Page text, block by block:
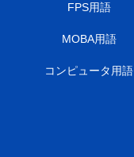
FPS用語
MOBA用語
コンピュータ用語